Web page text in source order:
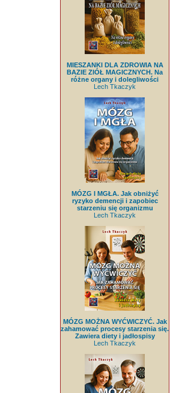
MIESZANKI DLA ZDROWIA NA
BAZIE ZIÓŁ MAGICZNYCH. Na
różne organy i dolegliwości
Lech Tkaczyk
MÓZG I MGŁA. Jak obniżyć
ryzyko demencji i zapobiec
starzeniu się organizmu
Lech Tkaczyk
MÓZG MOŻNA WYĆWICZYĆ. Jak
zahamować procesy starzenia się.
Zawiera diety i jadłospisy
Lech Tkaczyk